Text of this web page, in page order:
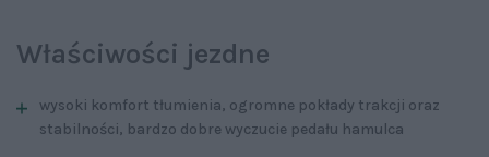
Właściwości jezdne
wysoki komfort tłumienia, ogromne pokłady trakcji oraz
stabilności, bardzo dobre wyczucie pedału hamulca